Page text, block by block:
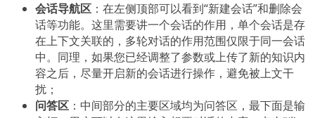
会话导航区 ：在左侧顶部可以看到“新建会话”和删除会
话等功能。这里需要讲一个会话的作用，单个会话是存
在上下文关联的，多轮对话的作用范围仅限于同一会话
中。同理，如果您已经调整了参数或上传了新的知识内
容之后，尽量开启新的会话进行操作，避免被上文干
扰；
问答区 ：中间部分的主要区域均为问答区，最下面是输